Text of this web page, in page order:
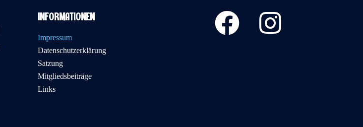
INFORMATIONEN
Impressum
Datenschutzerklärung
Satzung
Mitgliedsbeiträge
Links
Facebook Instagram